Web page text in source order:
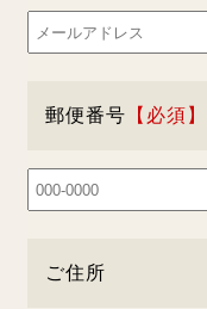
郵便番号
ご住所